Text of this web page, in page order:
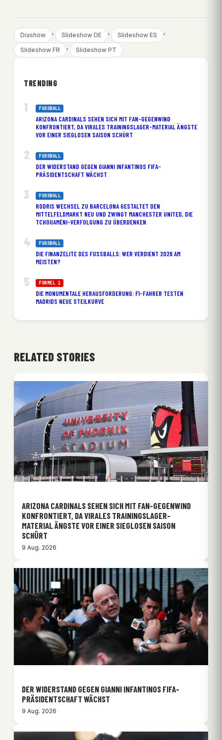
Diashow , Slideshow DE , Slideshow ES ,
Slideshow FR , Slideshow PT
TRENDING
FUSSBALL
ARIZONA CARDINALS SEHEN SICH MIT FAN-GEGENWIND
KONFRONTIERT, DA VIRALES TRAININGSLAGER-MATERIAL ÄNGSTE
VOR EINER SIEGLOSEN SAISON SCHÜRT
FUSSBALL
DER WIDERSTAND GEGEN GIANNI INFANTINOS FIFA-
PRÄSIDENTSCHAFT WÄCHST
FUSSBALL
RODRIS WECHSEL ZU BARCELONA GESTALTET DEN
MITTELFELDMARKT NEU UND ZWINGT MANCHESTER UNITED, DIE
TCHOUAMÉNI-VERFOLGUNG ZU ÜBERDENKEN
FUSSBALL
DIE FINANZELITE DES FUSSBALLS: WER VERDIENT 2026 AM M
EISTEN?
FORMEL 1
DIE MONUMENTALE HERAUSFORDERUNG: F1-FAHRER TESTEN
MADRIDS NEUE STEILKURVE
RELATED STORIES
ARIZONA CARDINALS SEHEN SICH MIT FAN-GEGENWIND
KONFRONTIERT, DA VIRALES TRAININGSLAGER-
MATERIAL ÄNGSTE VOR EINER SIEGLOSEN SAISON
SCHÜRT
9 Aug. 2026
DER WIDERSTAND GEGEN GIANNI INFANTINOS FIFA-
PRÄSIDENTSCHAFT WÄCHST
9 Aug. 2026